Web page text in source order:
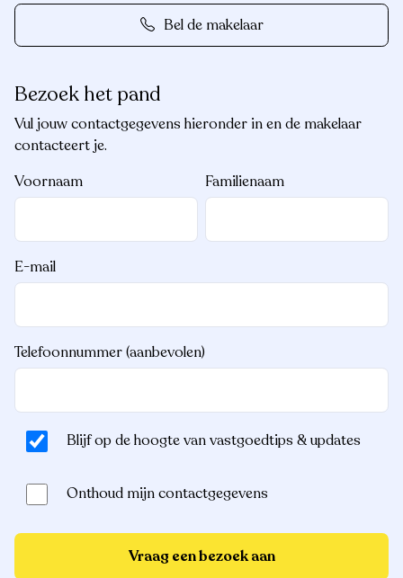
Bel de makelaar
Bezoek het pand
Vul jouw contactgegevens hieronder in en de makelaar
contacteert je.
Voornaam
Familienaam
E-mail
Telefoonnummer (aanbevolen)
Blijf op de hoogte van vastgoedtips & updates
Onthoud mijn contactgegevens
Vraag een bezoek aan